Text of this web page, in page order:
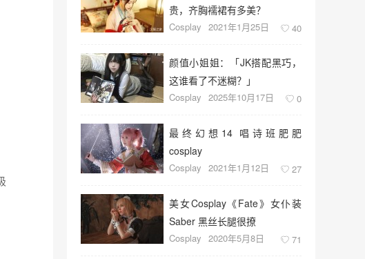
贵，齐胸襦裙有多美？
Cosplay 2021年1月25日 40
颜值小姐姐：「JK搭配黑巧，
这谁看了不迷糊？」
Cosplay 2025年10月17日 0
最终幻想14 唱诗班肥肥
cosplay
Cosplay 2021年1月12日 27
美女Cosplay《Fate》女仆装
Saber 黑丝长腿很撩
Cosplay 2020年5月8日 71